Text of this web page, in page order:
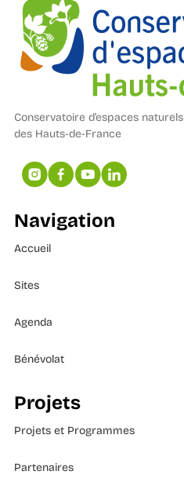
Conservatoire d’espaces naturels
des Hauts-de-France
Navigation
Accueil
Sites
Agenda
Bénévolat
Projets
Projets et Programmes
Partenaires